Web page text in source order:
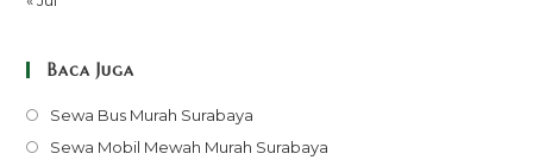
Baca Juga
Sewa Bus Murah Surabaya
in
Sewa Mobil Mewah Murah Surabaya